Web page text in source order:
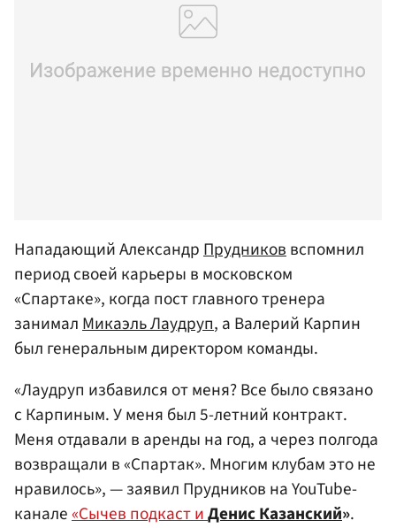
Нападающий АлександрПрудниковвспомнил
период своей карьеры в московском
«Спартаке», когда пост главного тренера
занималМикаэль Лаудруп, а Валерий Карпин
был генеральным директором команды.
«Лаудруп избавился от меня? Все было связано
с Карпиным. У меня был 5-летний контракт.
Меня отдавали в аренды на год, а через полгода
возвращали в «Спартак». Многим клубам это не
нравилось», — заявил Прудников на YouTube-
канале«Сычев подкаст иДенис Казанский».